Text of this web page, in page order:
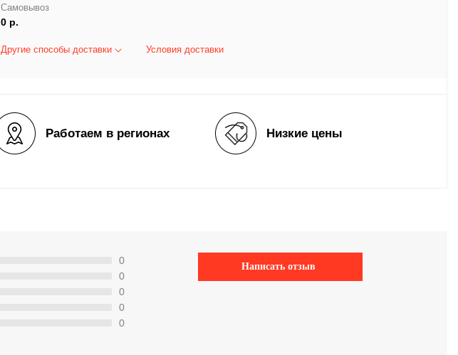
Самовывоз
0 р.
Другие способы доставки Условия доставки
Работаем в регионах Низкие цены
0
0
0
0
0
Написать отзыв